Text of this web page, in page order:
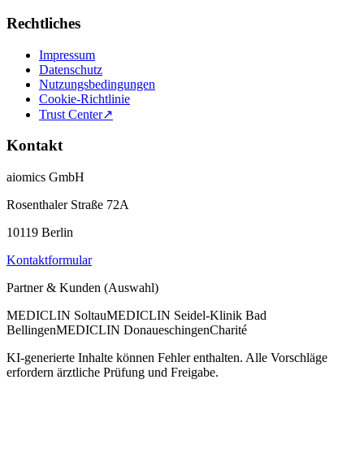
Rechtliches
Impressum
Datenschutz
Nutzungsbedingungen
Cookie-Richtlinie
Trust Center↗
Kontakt
aiomics GmbH
Rosenthaler Straße 72A
10119 Berlin
Kontaktformular
Partner & Kunden (Auswahl)
MEDICLIN SoltauMEDICLIN Seidel-Klinik Bad
BellingenMEDICLIN DonaueschingenCharité
KI-generierte Inhalte können Fehler enthalten. Alle Vorschläge
erfordern ärztliche Prüfung und Freigabe.